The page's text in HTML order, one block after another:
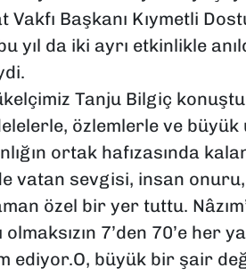
Vakfı Başkanı Kıymetli
yıl da iki ayrı etkinlikle
Tanju Bilgiç konuştu
özlemlerle ve büyük
ortak hafızasında
vatan sevgisi, insan onuru,
özel bir yer tuttu.
olmaksızın 7’den 70’e her
ediyor.O, büyük bir şair